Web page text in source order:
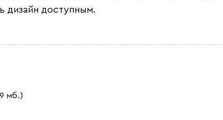
дизайн доступным.
мб.)